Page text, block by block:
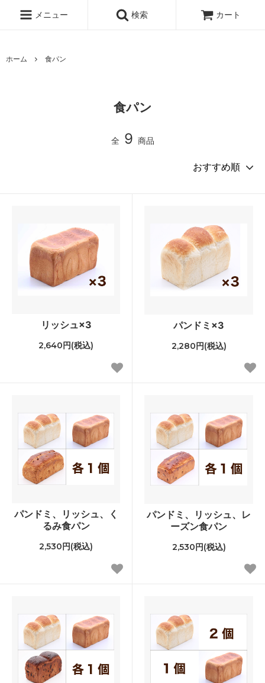
メニュー 検索 カート
ホーム 食パン
食パン
全 9 商品
リッシュ×3
2,640円(税込)
パンドミ×3
2,280円(税込)
パンドミ、リッシュ、く
るみ食パン
2,530円(税込)
パンドミ、リッシュ、レ
ーズン食パン
2,530円(税込)